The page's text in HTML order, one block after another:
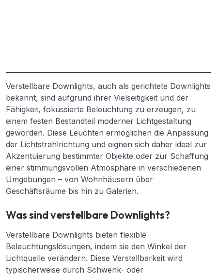
Verstellbare Downlights, auch als gerichtete Downlights
bekannt, sind aufgrund ihrer Vielseitigkeit und der
Fähigkeit, fokussierte Beleuchtung zu erzeugen, zu
einem festen Bestandteil moderner Lichtgestaltung
geworden. Diese Leuchten ermöglichen die Anpassung
der Lichtstrahlrichtung und eignen sich daher ideal zur
Akzentuierung bestimmter Objekte oder zur Schaffung
einer stimmungsvollen Atmosphäre in verschiedenen
Umgebungen – von Wohnhäusern über
Geschäftsräume bis hin zu Galerien.
Was sind verstellbare Downlights?
Verstellbare Downlights bieten flexible
Beleuchtungslösungen, indem sie den Winkel der
Lichtquelle verändern. Diese Verstellbarkeit wird
typischerweise durch Schwenk- oder